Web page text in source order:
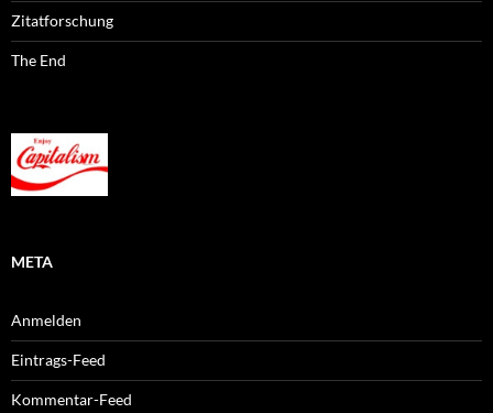
Zitatforschung
The End
META
Anmelden
Eintrags-Feed
Kommentar-Feed